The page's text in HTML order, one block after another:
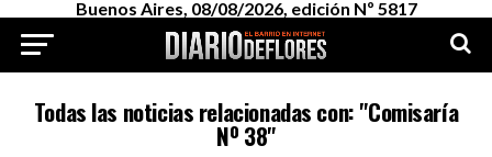
Buenos Aires, 08/08/2026, edición Nº 5817
Todas las noticias relacionadas con: "Comisaría
Nº 38"